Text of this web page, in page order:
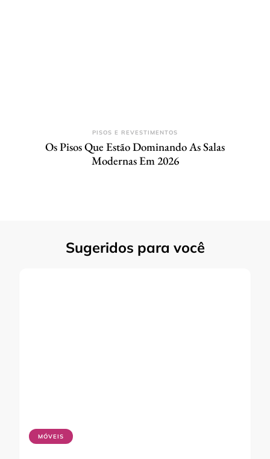
PISOS E REVESTIMENTOS
Os Pisos Que Estão Dominando As Salas
Modernas Em 2026
Sugeridos para você
MÓVEIS